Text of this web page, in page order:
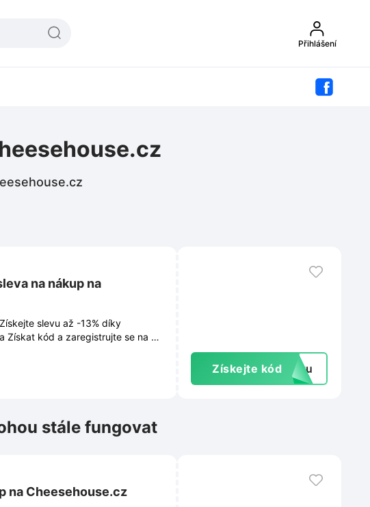
Přihlášení
na nákup na
slevu až -13% díky
Získat kód a zaregistrujte se na e-
Získejte kód extu
stále fungovat
na Cheesehouse.cz